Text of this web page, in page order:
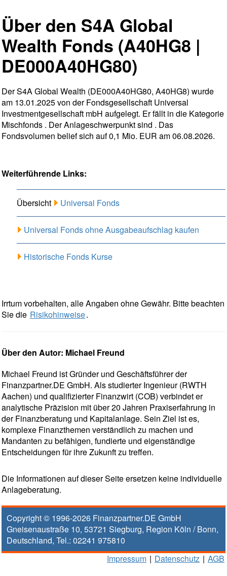
Über den S4A Global
Wealth Fonds (A40HG8 |
DE000A40HG80)
Der S4A Global Wealth (DE000A40HG80, A40HG8) wurde
am 13.01.2025 von der Fondsgesellschaft Universal
Investmentgesellschaft mbH aufgelegt. Er fällt in die Kategorie
Mischfonds . Der Anlageschwerpunkt sind . Das
Fondsvolumen belief sich auf 0,1 Mio. EUR am 06.08.2026.
Weiterführende Links:
Übersicht Universal Fonds
Universal Fonds ohne Ausgabeaufschlag kaufen
Historische Fonds Kurse
Irrtum vorbehalten, alle Angaben ohne Gewähr. Bitte beachten
Sie die Risikohinweise.
Über den Autor: Michael Freund
Michael Freund ist Gründer und Geschäftsführer der
Finanzpartner.DE GmbH. Als studierter Ingenieur (RWTH
Aachen) und qualifizierter Finanzwirt (COB) verbindet er
analytische Präzision mit über 20 Jahren Praxiserfahrung in
der Finanzberatung und Kapitalanlage. Sein Ziel ist es,
komplexe Finanzthemen verständlich zu machen und
Mandanten zu befähigen, fundierte und eigenständige
Entscheidungen für ihre Zukunft zu treffen.
Die Informationen auf dieser Seite ersetzen keine individuelle
Anlageberatung.
Copyright © 1996-2026 Finanzpartner.DE GmbH
Gneisenaustraße 10, 53721 Siegburg, Region Köln / Bonn,
Deutschland, Tel.: 02241 975810
Impressum | Datenschutz | AGB